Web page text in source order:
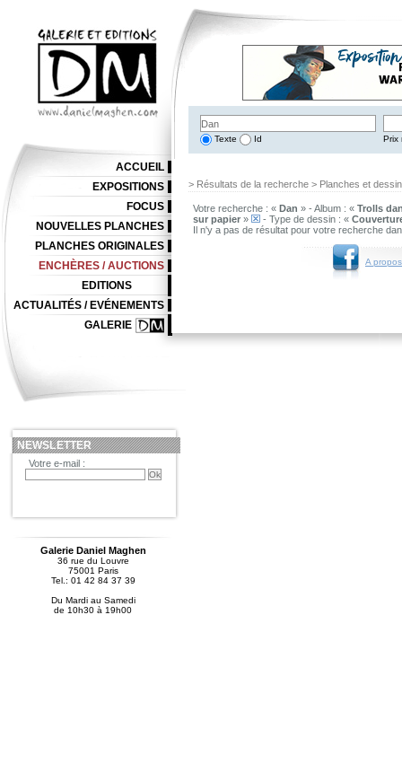
Texte Id Prix
> Résultats de la recherche > Planches et
Votre recherche : « Dan » - Album : « Trolls
sur papier » - Type de dessin : «
Il n'y a pas de résultat pour votre recherche
A
ACCUEIL
EXPOSITIONS
FOCUS
NOUVELLES PLANCHES
PLANCHES ORIGINALES
ENCHÈRES / AUCTIONS
EDITIONS
ACTUALITÉS / EVÉNEMENTS
GALERIE
NEWSLETTER
Votre e-mail :
Galerie Daniel Maghen
36 rue du Louvre
75001 Paris
Tel.: 01 42 84 37 39
Du Mardi au Samedi
de 10h30 à 19h00